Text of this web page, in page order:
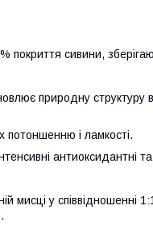
сивини,
природну структуру
потоншенню і ламкості.
антиоксидантні
мисці у